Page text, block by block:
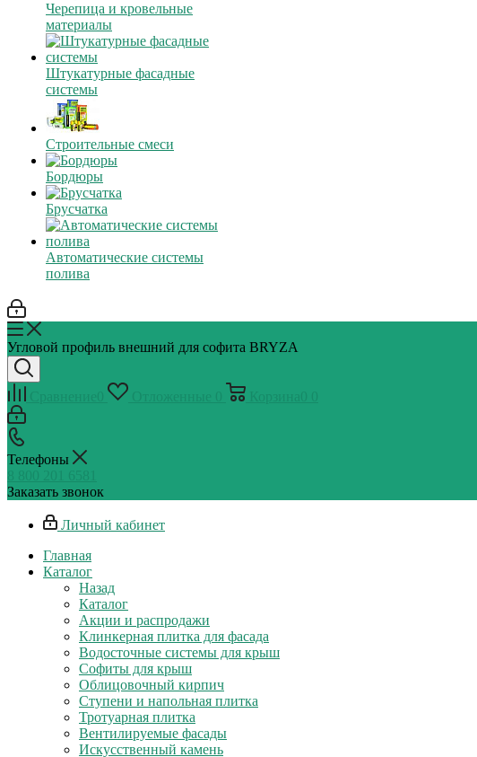
Черепица и кровельные
материалы
Штукатурные фасадные
системы
Строительные смеси
Бордюры
Брусчатка
Автоматические системы
полива
Угловой профиль внешний для софита BRYZA
Телефоны
Заказать звонок
Личный кабинет
Главная
Каталог
Назад
Каталог
Акции и распродажи
Клинкерная плитка для фасада
Водосточные системы для крыш
Софиты для крыш
Облицовочный кирпич
Ступени и напольная плитка
Тротуарная плитка
Вентилируемые фасады
Искусственный камень